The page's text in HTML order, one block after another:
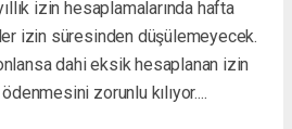
izin hesaplamalarında hafta
izin süresinden düşülemeyecek.
dahi eksik hesaplanan izin
zorunlu kılıyor....